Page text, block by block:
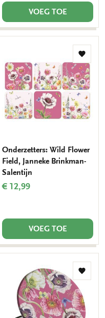
VOEG TOE
aan
Onderzetters: Wild Flower
Field, Janneke Brinkman-
Salentijn
€ 12,99
VOEG TOE